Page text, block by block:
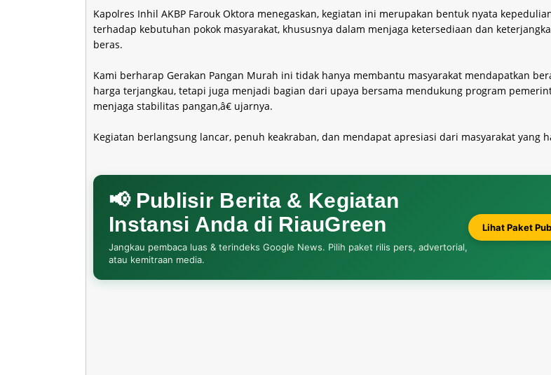
Kapolres Inhil AKBP Farouk Oktora menegaskan, kegiatan ini merupakan bentuk nyata
terhadap kebutuhan pokok masyarakat, khususnya dalam menjaga ketersediaan dan
beras.
Kami berharap Gerakan Pangan Murah ini tidak hanya membantu masyarakat mendapatkan
harga terjangkau, tetapi juga menjadi bagian dari upaya bersama mendukung program
menjaga stabilitas pangan,â€ ujarnya.
Kegiatan berlangsung lancar, penuh keakraban, dan mendapat apresiasi dari masyarakat yang
📢 Publisir Berita & Kegiatan
Instansi Anda di RiauGreen
Jangkau pembaca luas & terindeks Google News. Pilih paket rilis pers, advertorial,
atau kemitraan media.
Lihat Paket